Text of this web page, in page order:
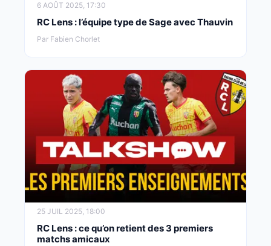
6 AOÛT 2025, 17:30
RC Lens : l’équipe type de Sage avec Thauvin
Par Fabien Chorlet
25 JUIL 2025, 18:00
RC Lens : ce qu’on retient des 3 premiers
matchs amicaux